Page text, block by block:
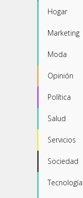
Hogar
Marketing
Moda
Opinión
Política
Salud
Servicios
Sociedad
Tecnología